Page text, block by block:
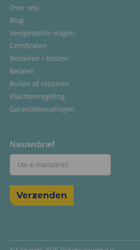
Over ons
Blog
Veelgestelde vragen
Certificaten
Bestellen / Kosten
Betalen
Ruilen of retouren
Klachtenregeling
Garantiebepalingen
Nieuwsbrief